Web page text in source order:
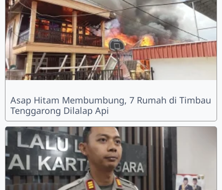
Asap Hitam Membumbung, 7 Rumah di Timbau
Tenggarong Dilalap Api